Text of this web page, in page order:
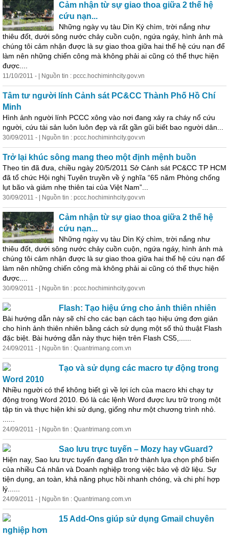
Cảm nhận từ sự giao thoa giữa 2 thế hệ
cứu nạn...
Những ngày vụ tàu Dìn Ký chìm, trời nắng như
thiêu đốt, dưới sông nước chảy cuồn cuộn, ngứa ngáy, hình ảnh mà
chúng tôi cảm nhận được là sự giao thoa giữa hai thế hệ cứu nạn để
làm nên những chiến công mà không phải ai cũng có thể thực hiện
được....
11/10/2011 - | Nguồn tin : pccc.hochiminhcity.gov.vn
Tâm tư người lính Cảnh sát PC&CC Thành Phố Hồ Chí
Minh
Hình ảnh người lính PCCC xông vào nơi đang xảy ra cháy nổ cứu
người, cứu tài sản luôn luôn đẹp và rất gần gũi biết bao người dân...
30/09/2011 - | Nguồn tin : pccc.hochiminhcity.gov.vn
Trở lại khúc sông mang theo một định mệnh buồn
Theo tin đã đưa, chiều ngày 20/5/2011 Sở Cảnh sát PC&CC TP HCM
đã tổ chức Hội nghị Tuyên truyền về ý nghĩa “65 năm Phòng chống
lụt bão và giảm nhẹ thiên tai của Việt Nam”...
30/09/2011 - | Nguồn tin : pccc.hochiminhcity.gov.vn
Cảm nhận từ sự giao thoa giữa 2 thế hệ
cứu nạn...
Những ngày vụ tàu Dìn Ký chìm, trời nắng như
thiêu đốt, dưới sông nước chảy cuồn cuộn, ngứa ngáy, hình ảnh mà
chúng tôi cảm nhận được là sự giao thoa giữa hai thế hệ cứu nạn để
làm nên những chiến công mà không phải ai cũng có thể thực hiện
được....
30/09/2011 - | Nguồn tin : pccc.hochiminhcity.gov.vn
Flash: Tạo hiệu ứng cho ảnh thiên nhiên
Bài hướng dẫn này sẽ chỉ cho các bạn cách tạo hiệu ứng đơn giản
cho hình ảnh thiên nhiên bằng cách sử dụng một số thủ thuật Flash
đặc biệt. Bài hướng dẫn này thực hiện trên Flash CS5,......
24/09/2011 - | Nguồn tin : Quantrimang.com.vn
Tạo và sử dụng các macro tự động trong
Word 2010
Nhiều người có thể không biết gì về lợi ích của macro khi chạy tự
động trong Word 2010. Đó là các lệnh Word được lưu trữ trong một
tập tin và thực hiện khi sử dụng, giống như một chương trình nhỏ.
24/09/2011 - | Nguồn tin : Quantrimang.com.vn
Sao lưu trực tuyến – Mozy hay vGuard?
Hiện nay, Sao lưu trực tuyến đang dần trở thành lựa chọn phổ biến
của nhiều Cá nhân và Doanh nghiệp trong việc bảo vệ dữ liệu. Sự
tiện dụng, an toàn, khả năng phục hồi nhanh chóng, và chi phí hợp
lý......
24/09/2011 - | Nguồn tin : Quantrimang.com.vn
15 Add-Ons giúp sử dụng Gmail chuyên
nghiệp hơn